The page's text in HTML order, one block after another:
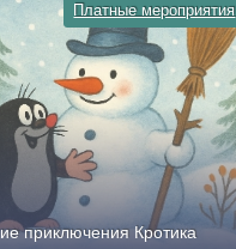
Платные мероприятия
приключения Кротика